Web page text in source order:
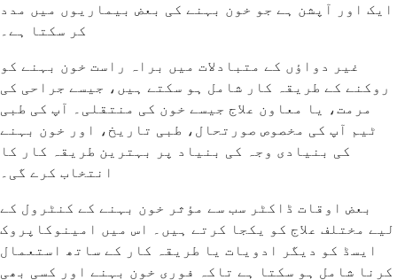
ایک اور آپشن ہے جو خون بہنے کی بعض بیماریوں میں مدد
کر سکتا ہے۔
غیر دواؤں کے متبادلات میں براہ راست خون بہنے کو
روکنے کے طریقہ کار شامل ہو سکتے ہیں، جیسے جراحی کی
مرمت، یا معاون علاج جیسے خون کی منتقلی۔ آپ کی طبی
ٹیم آپ کی مخصوص صورتحال، طبی تاریخ، اور خون بہنے
کی بنیادی وجہ کی بنیاد پر بہترین طریقہ کار کا
انتخاب کرے گی۔
بعض اوقات ڈاکٹر سب سے مؤثر خون بہنے کے کنٹرول کے
لیے مختلف علاج کو یکجا کرتے ہیں۔ اس میں امینوکاپروک
ایسڈ کو دیگر ادویات یا طریقہ کار کے ساتھ استعمال
کرنا شامل ہو سکتا ہے تاکہ فوری خون بہنے اور کسی بھی